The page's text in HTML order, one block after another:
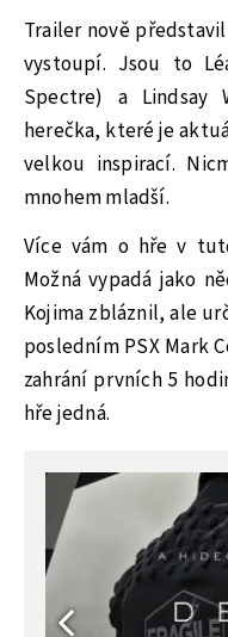
Trailer nově
vystoupí. Jsou to
Spectre) a Lindsay
herečka, které je
velkou inspirací.
mnohem mladší.
Více vám o hře v
Možná vypadá jako
Kojima zbláznil, ale
posledním PSX Mark
zahrání prvních 5
hře jedná.